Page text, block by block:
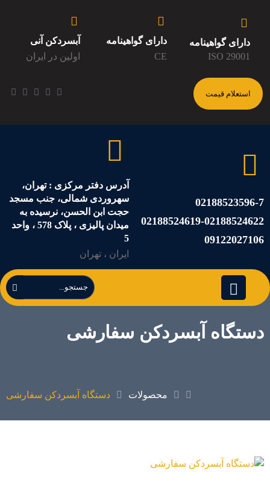
دارای گواهینامه
ISO 29001
دارای گواهینامه
CE
آبسردکن آنی
اولین در ایران
استعلام قیمت
02188523596-7
02188524619-02188524622
09122027106
آدرس دفتر مرکزی : تهران،
سهروردی شمالی، جنب مسجد
حجت ابن الحسن، نرسیده به
میدان پالیزی ، پلاک 578 ، واحد
5
ایران ، تهران
دستگاه آبسردکن سفارشی
محصولات دستگاه آبسردکن سفارشی